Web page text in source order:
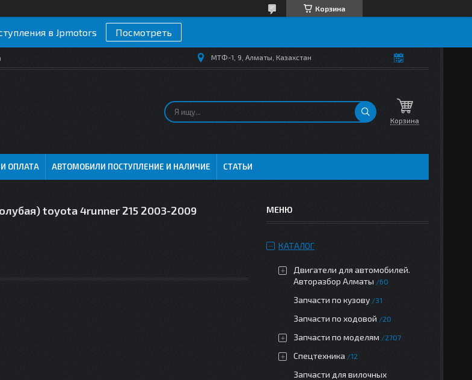
Корзина
в Jpmotors Посмотреть
МТФ-1, 9, Алматы, Казахстан
Корзина
ОПЛАТА АВТОМОБИЛИ ПОСТУПЛЕНИЕ И НАЛИЧИЕ СТАТЬИ
toyota 4runner 215 2003-2009
КАТАЛОГ
Двигатели для автомобилей.
Авторазбор Алматы
60
Запчасти по кузову 31
Запчасти по ходовой 20
Запчасти по моделям 2707
Спецтехника 12
Запчасти для вилочных